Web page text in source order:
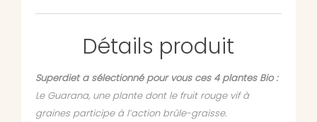
Détails produit
Superdiet a sélectionné pour vous ces 4 plantes Bio :
Le Guarana, une plante dont le fruit rouge vif à
graines participe à l’action brûle-graisse.